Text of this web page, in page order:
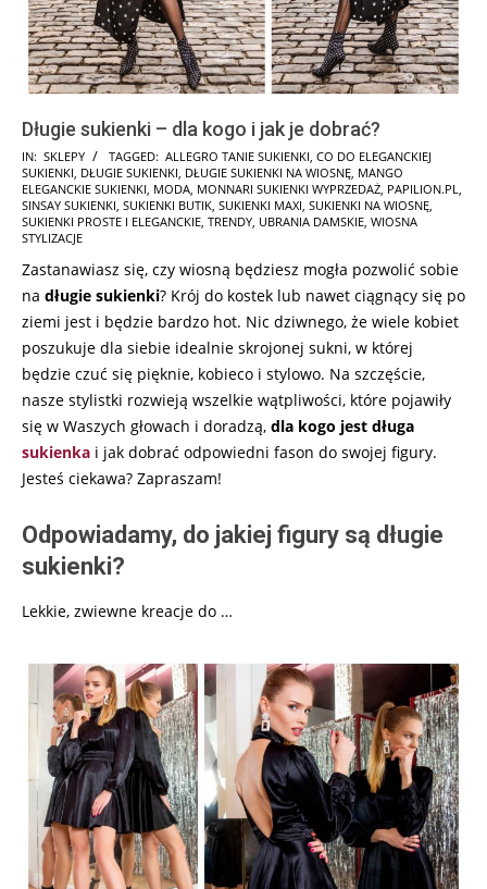
Długie sukienki – dla kogo i jak je dobrać?
2025-
03-
04
IN: SKLEPY TAGGED: ALLEGRO TANIE SUKIENKI, CO DO ELEGANCKIEJ
SUKIENKI, DŁUGIE SUKIENKI, DŁUGIE SUKIENKI NA WIOSNĘ, MANGO
ELEGANCKIE SUKIENKI, MODA, MONNARI SUKIENKI WYPRZEDAŻ, PAPILION.PL,
SINSAY SUKIENKI, SUKIENKI BUTIK, SUKIENKI MAXI, SUKIENKI NA WIOSNĘ,
SUKIENKI PROSTE I ELEGANCKIE, TRENDY, UBRANIA DAMSKIE, WIOSNA
STYLIZACJE
Zastanawiasz się, czy wiosną będziesz mogła pozwolić sobie
na długie sukienki? Krój do kostek lub nawet ciągnący się po
ziemi jest i będzie bardzo hot. Nic dziwnego, że wiele kobiet
poszukuje dla siebie idealnie skrojonej sukni, w której
będzie czuć się pięknie, kobieco i stylowo. Na szczęście,
nasze stylistki rozwieją wszelkie wątpliwości, które pojawiły
się w Waszych głowach i doradzą, dla kogo jest długa
sukienka i jak dobrać odpowiedni fason do swojej figury.
Jesteś ciekawa? Zapraszam!
Odpowiadamy, do jakiej figury są długie
sukienki?
Lekkie, zwiewne kreacje do …